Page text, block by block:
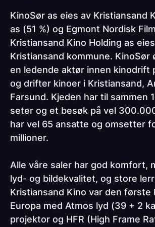
KinoSør as eies av Kristiansand
as (51 %) og Egmont Nordisk
Kristiansand Kino Holding as
Kristiansand kommune.
en ledende aktør innen kinodrift
og drifter kinoer i Kristiansand,
Farsund. Kjeden har til sammen
seter og et besøk på vel
har vel 65 ansatte og omsetter
millioner.
Alle våre saler har god komfort,
lyd- og bildekvalitet, og store
Kristiansand Kino var den første
Europa med Atmos lyd (39 + 2
projektor og HFR (High Frame